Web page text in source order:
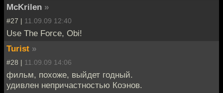
McKrilen »
#27 | 11.09.09 12:40
Use The Force, Obi!
Turist »
#28 | 11.09.09 14:06
фильм, похоже, выйдет годный.
удивлен непричастностью Коэнов.